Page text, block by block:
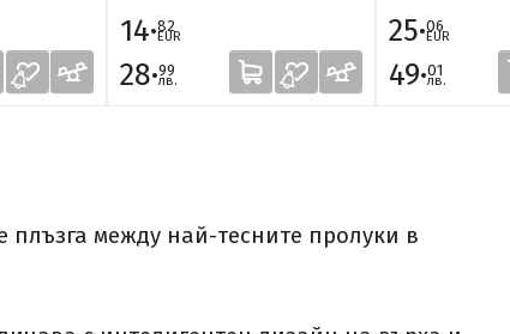
14·82
EUR
28·99
лв.
25·06
EUR
49·01
лв.
плъзга между най-тесните пролуки в